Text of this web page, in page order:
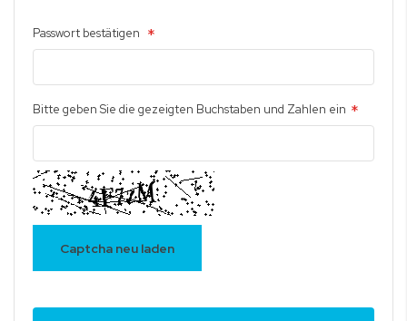
Passwort bestätigen
Bitte geben Sie die gezeigten Buchstaben und Zahlen ein
Captcha neu laden